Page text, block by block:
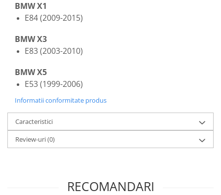
BMW X1
E84 (2009-2015)
BMW X3
E83 (2003-2010)
BMW X5
E53 (1999-2006)
Informatii conformitate produs
Caracteristici
Review-uri(0)
RECOMANDARI